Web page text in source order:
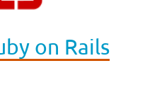
on Rails